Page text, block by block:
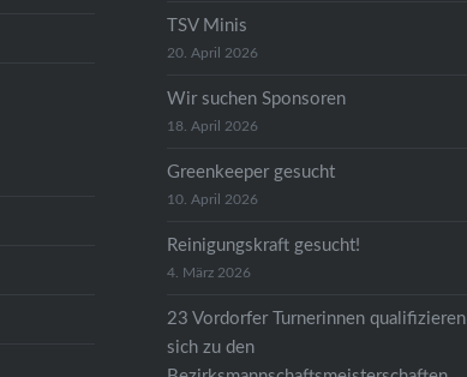
TSV Minis
20. April 2026
Wir suchen Sponsoren
18. April 2026
Greenkeeper gesucht
10. April 2026
Reinigungskraft gesucht!
4. März 2026
23 Vordorfer Turnerinnen qualifizieren
sich zu den